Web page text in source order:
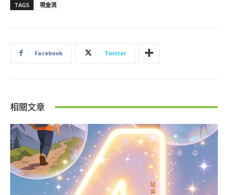
TAGS 現金流
Facebook Twitter
相關文章